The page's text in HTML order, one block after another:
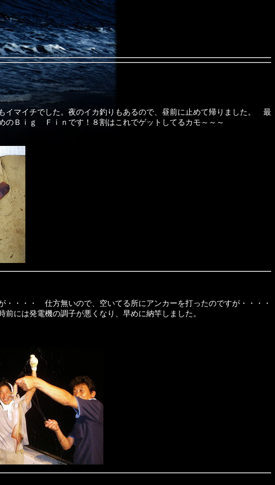
イマイチでした。夜のイカ釣りもあるので、昼前に止めて帰りました。 最
のＢｉｇ Ｆｉｎです！８割はこれでゲットしてるカモ～～～
・・・ 仕方無いので、空いてる所にアンカーを打ったのですが・・・・
には発電機の調子が悪くなり、早めに納竿しました。